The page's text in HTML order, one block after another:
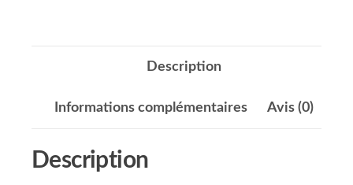
Description
Informations complémentaires Avis (0)
Description